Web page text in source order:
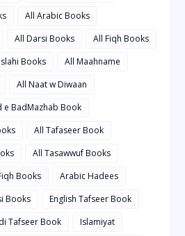
All Arabic Books
All Darsi Books
All Fiqh Books
Books
All Maahname
All Naat w Diwaan
e BadMazhab Book
All Tafaseer Book
All Tasawwuf Books
Books
Arabic Hadees
Books
English Tafseer Book
Tafseer Book
Islamiyat